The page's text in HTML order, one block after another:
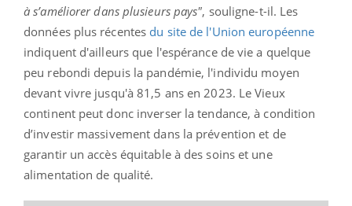
à s’améliorer dans plusieurs pays", souligne-t-il. Les
données plus récentes du site de l'Union européenne
indiquent d'ailleurs que l'espérance de vie a quelque
peu rebondi depuis la pandémie, l'individu moyen
devant vivre jusqu'à 81,5 ans en 2023. Le Vieux
continent peut donc inverser la tendance, à condition
d’investir massivement dans la prévention et de
garantir un accès équitable à des soins et une
alimentation de qualité.